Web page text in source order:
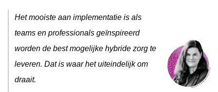
Het mooiste aan implementatie is als
teams en professionals geïnspireerd
worden de best mogelijke hybride zorg te
leveren. Dat is waar het uiteindelijk om
draait.